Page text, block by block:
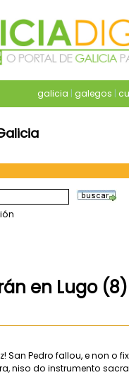
galicia | galegos |
en Lugo (8)
San Pedro fallou, e non
niso do instrumento